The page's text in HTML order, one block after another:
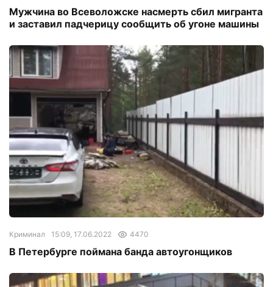
Мужчина во Всеволожске насмерть сбил мигранта
и заставил падчерицу сообщить об угоне машины
Криминал 15:09, 17.06.2022 4470
В Петербурге поймана банда автоугонщиков